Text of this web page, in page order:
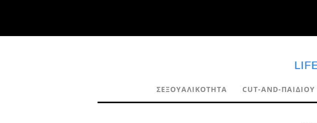
ΣΕΞΟΥΑΛΙΚΌΤΗΤΑ CUT-AND-ΠΑΙΔΙΟΎ